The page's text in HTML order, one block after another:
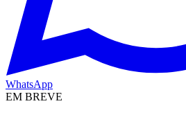
WhatsApp
EM BREVE